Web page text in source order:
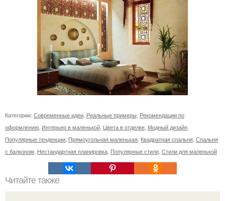
Категории: Современные идеи Реальные примеры Рекомендации по
оформлению Интерьер в маленькой Цвета в отделке Модный дизайн
Популярные тенденции Прямоугольная маленькая Квадратная спальня Спальня
с балконом Нестандартная планировка Популярные стили Стили для маленькой
Читайте также